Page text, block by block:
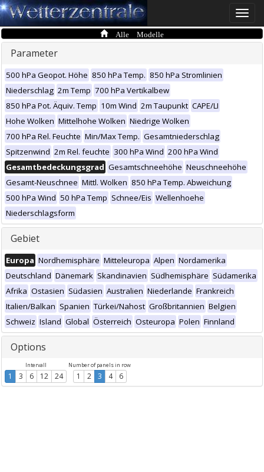
Toggle
Alle Modelle
Parameter
500 hPa Geopot. Höhe 850 hPa Temp. 850 hPa Stromlinien
Niederschlag 2m Temp 700 hPa Vertikalbew
850 hPa Pot. Äquiv. Temp 10m Wind 2m Taupunkt CAPE/LI
Hohe Wolken Mittelhohe Wolken Niedrige Wolken
700 hPa Rel. Feuchte Min/Max Temp. Gesamtniederschlag
Spitzenwind 2m Rel. feuchte 300 hPa Wind 200 hPa Wind
Gesamtbedeckungsgrad Gesamtschneehöhe Neuschneehöhe
Gesamt-Neuschnee Mittl. Wolken 850 hPa Temp. Abweichung
500 hPa Wind 50 hPa Temp Schnee/Eis Wellenhoehe
Niederschlagsform
Gebiet
Europa Nordhemisphäre Mitteleuropa Alpen Nordamerika
Deutschland Dänemark Skandinavien Südhemisphäre Südamerika
Afrika Ostasien Südasien Australien Niederlande Frankreich
Italien/Balkan Spanien Türkei/Nahost Großbritannien Belgien
Schweiz Island Global Österreich Osteuropa Polen Finnland
Options
Intervall
1 3 6 12 24
Number of panels in row
1 2 3 4 6